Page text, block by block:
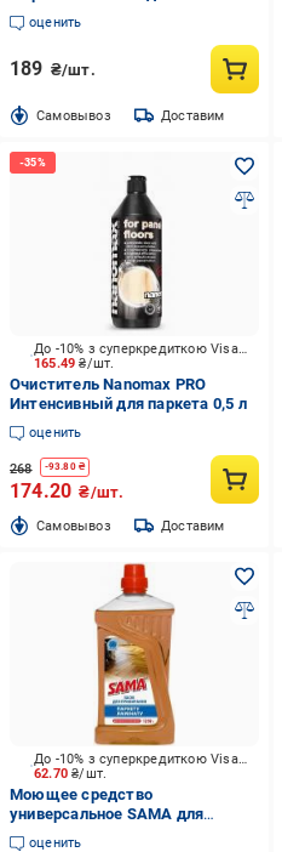
оценить
189 ₴/шт.
Cамовывоз Доставим
165.49₴/шт.
До -10% з суперкредиткою Visa Вигода
Очиститель Nanomax PRO
Интенсивный для паркета 0,5 л
оценить
268 -93.80₴
174.20 ₴/шт.
Cамовывоз Доставим
62.70₴/шт.
До -10% з суперкредиткою Visa Вигода
Моющее средство
универсальное SAMA для
уборки паркета, ламината 1250г
оценить